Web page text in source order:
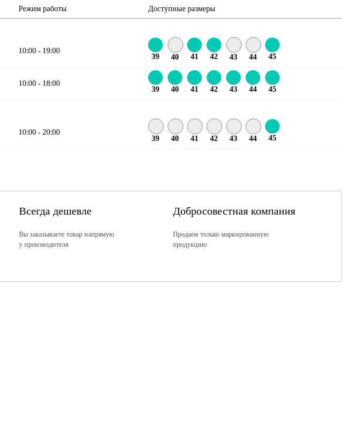
Режим работы Доступные размеры
10:00 - 19:00
39 40 41 42 43 44 45
10:00 - 18:00
39 40 41 42 43 44 45
10:00 - 20:00
39 40 41 42 43 44 45
Всегда дешевле
Вы заказываете товар напрямую
у производителя
Добросовестная компания
Продаем только маркированную
продукцию